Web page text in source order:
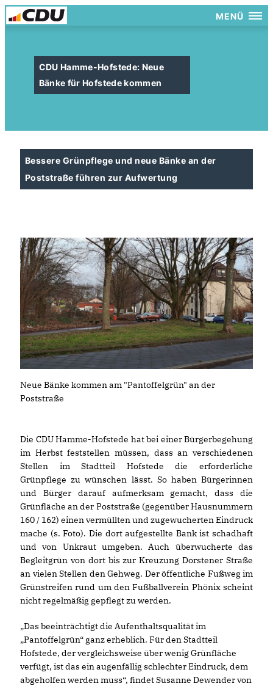
MENÜ
CDU Hamme-Hofstede: Neue
Bänke für Hofstede kommen
Bessere Grünpflege und neue Bänke an der
Poststraße führen zur Aufwertung
Neue Bänke kommen am "Pantoffelgrün" an der
Poststraße
Die CDU Hamme-Hofstede hat bei einer Bürgerbegehung
im Herbst feststellen müssen, dass an verschiedenen
Stellen im Stadtteil Hofstede die erforderliche
Grünpflege zu wünschen lässt. So haben Bürgerinnen
und Bürger darauf aufmerksam gemacht, dass die
Grünfläche an der Poststraße (gegenüber Hausnummern
160 / 162) einen vermüllten und zugewucherten Eindruck
mache (s. Foto). Die dort aufgestellte Bank ist schadhaft
und von Unkraut umgeben. Auch überwucherte das
Begleitgrün von dort bis zur Kreuzung Dorstener Straße
an vielen Stellen den Gehweg. Der öffentliche Fußweg im
Grünstreifen rund um den Fußballverein Phönix scheint
nicht regelmäßig gepflegt zu werden.
Das beeinträchtigt die Aufenthaltsqualität im
Pantoffelgrün“ ganz erheblich. Für den Stadtteil
Hofstede, der vergleichsweise über wenig Grünfläche
verfügt, ist das ein augenfällig schlechter Eindruck, dem
abgeholfen werden muss“, findet Susanne Dewender von